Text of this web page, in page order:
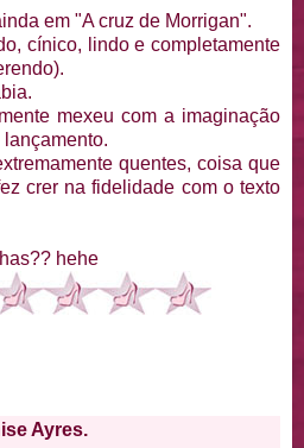
em "A cruz de Morrigan".
cínico, lindo e completamente
mexeu com a imaginação
quentes, coisa que
crer na fidelidade com o texto
hehe
Ayres.